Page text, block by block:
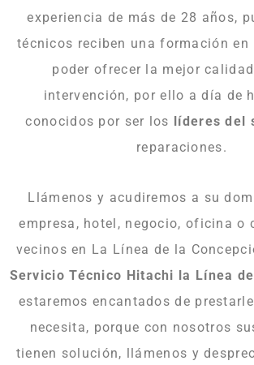
experiencia de más de 28 años,
técnicos reciben una formación en
poder ofrecer la mejor
intervención, por ello a día de
conocidos por ser los líderes del
reparaciones.
Llámenos y acudiremos a su
empresa, hotel, negocio, oficina o
vecinos en La Línea de la
Servicio Técnico Hitachi la Línea
estaremos encantados de
necesita, porque con nosotros
tienen solución, llámenos y